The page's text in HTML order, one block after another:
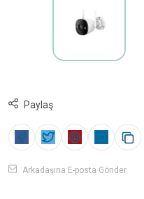
Paylaş
Arkadaşına E-posta Gönder